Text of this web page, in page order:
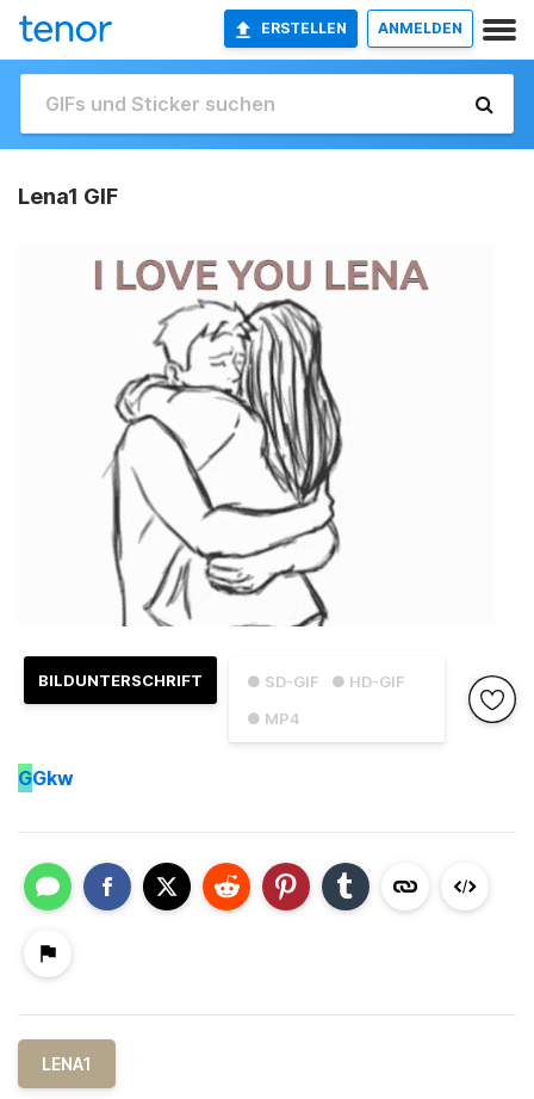
ERSTELLEN ANMELDEN
Lena1 GIF
● SD-GIF
● HD-GIF
● MP4
BILDUNTERSCHRIFT
GGkw
LENA1